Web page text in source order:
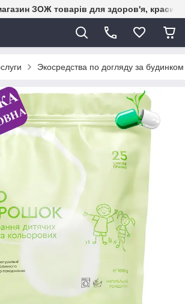
ЗОЖ товарів для здоров'я, краси
Экосредства по догляду за